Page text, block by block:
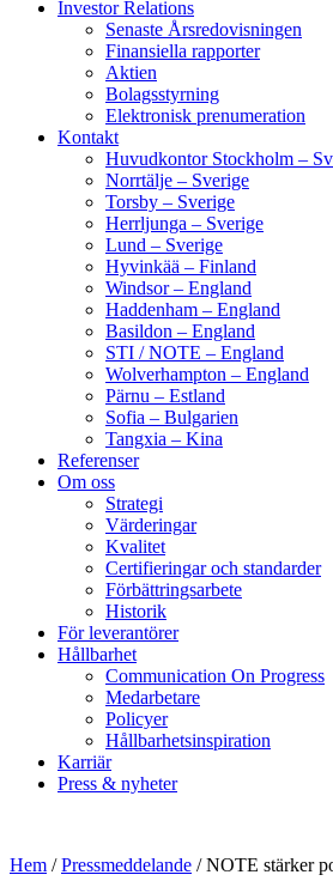
Investor Relations
Senaste Årsredovisningen
Finansiella rapporter
Aktien
Bolagsstyrning
Elektronisk prenumeration
Kontakt
Huvudkontor Stockholm –
Norrtälje – Sverige
Torsby – Sverige
Herrljunga – Sverige
Lund – Sverige
Hyvinkää – Finland
Windsor – England
Haddenham – England
Basildon – England
STI / NOTE – England
Wolverhampton – England
Pärnu – Estland
Sofia – Bulgarien
Tangxia – Kina
Referenser
Om oss
Strategi
Värderingar
Kvalitet
Certifieringar och standarder
Förbättringsarbete
Historik
För leverantörer
Hållbarhet
Communication On Progress
Medarbetare
Policyer
Hållbarhetsinspiration
Karriär
Press & nyheter
Hem /Pressmeddelande /NOTE stärker